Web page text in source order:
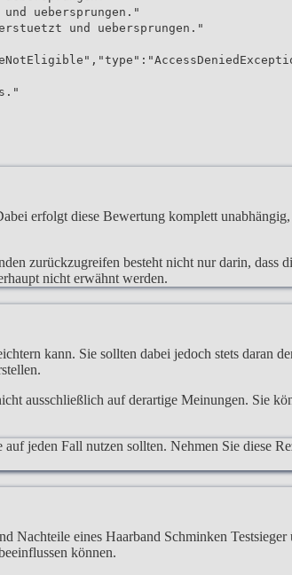
uebersprungen."
und uebersprungen."
erfolgt diese Bewertung komplett
zurückzugreifen besteht nicht nur darin, dass
nicht erwähnt werden.
kann. Sie sollten dabei jedoch stets daran
ausschließlich auf derartige Meinungen. Sie
jeden Fall nutzen sollten. Nehmen Sie diese
Nachteile eines Haarband Schminken
können.